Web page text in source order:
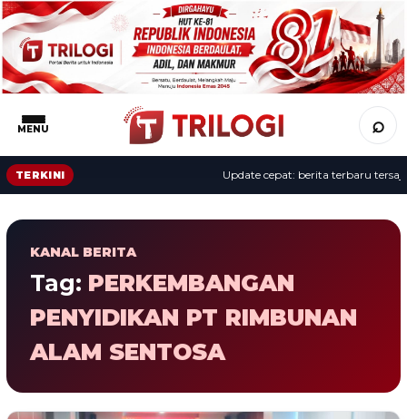
MENU ⌕
TERKINI Update cepat: berita terbaru tersaji
KANAL BERITA
Tag: PERKEMBANGAN
PENYIDIKAN PT RIMBUNAN
ALAM SENTOSA